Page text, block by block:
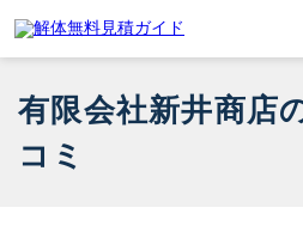
有限会社新井商店
コミ